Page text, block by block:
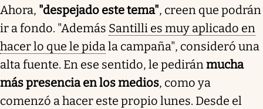
Ahora, "despejado este tema", creen que podrán
ir a fondo. "Además Santilli es muy aplicado en
hacer lo que le pidala campaña", consideró una
alta fuente. En ese sentido, le pediránmucha
más presencia en los medios, como ya
comenzó a hacer este propio lunes. Desde el